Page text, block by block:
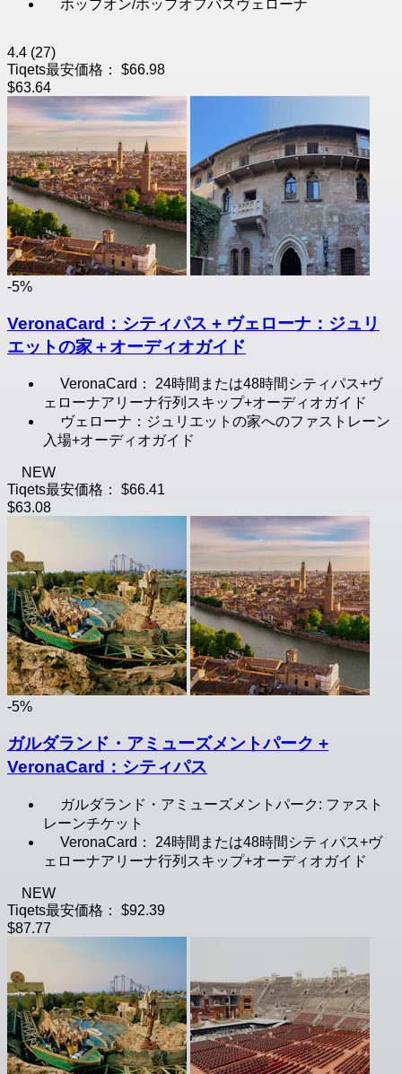
ホップオン/ホップオフバスヴェローナ
4.4 (27)
Tiqets最安価格：
$66.98
$63.64
-5%
VeronaCard：シティパス + ヴェローナ：ジュリ
エットの家＋オーディオガイド
VeronaCard： 24時間または48時間シティパス+ヴ
ェローナアリーナ行列スキップ+オーディオガイド
ヴェローナ：ジュリエットの家へのファストレーン
入場+オーディオガイド
NEW
Tiqets最安価格：
$66.41
$63.08
-5%
ガルダランド・アミューズメントパーク +
VeronaCard：シティパス
ガルダランド・アミューズメントパーク: ファスト
レーンチケット
VeronaCard： 24時間または48時間シティパス+ヴ
ェローナアリーナ行列スキップ+オーディオガイド
NEW
Tiqets最安価格：
$92.39
$87.77